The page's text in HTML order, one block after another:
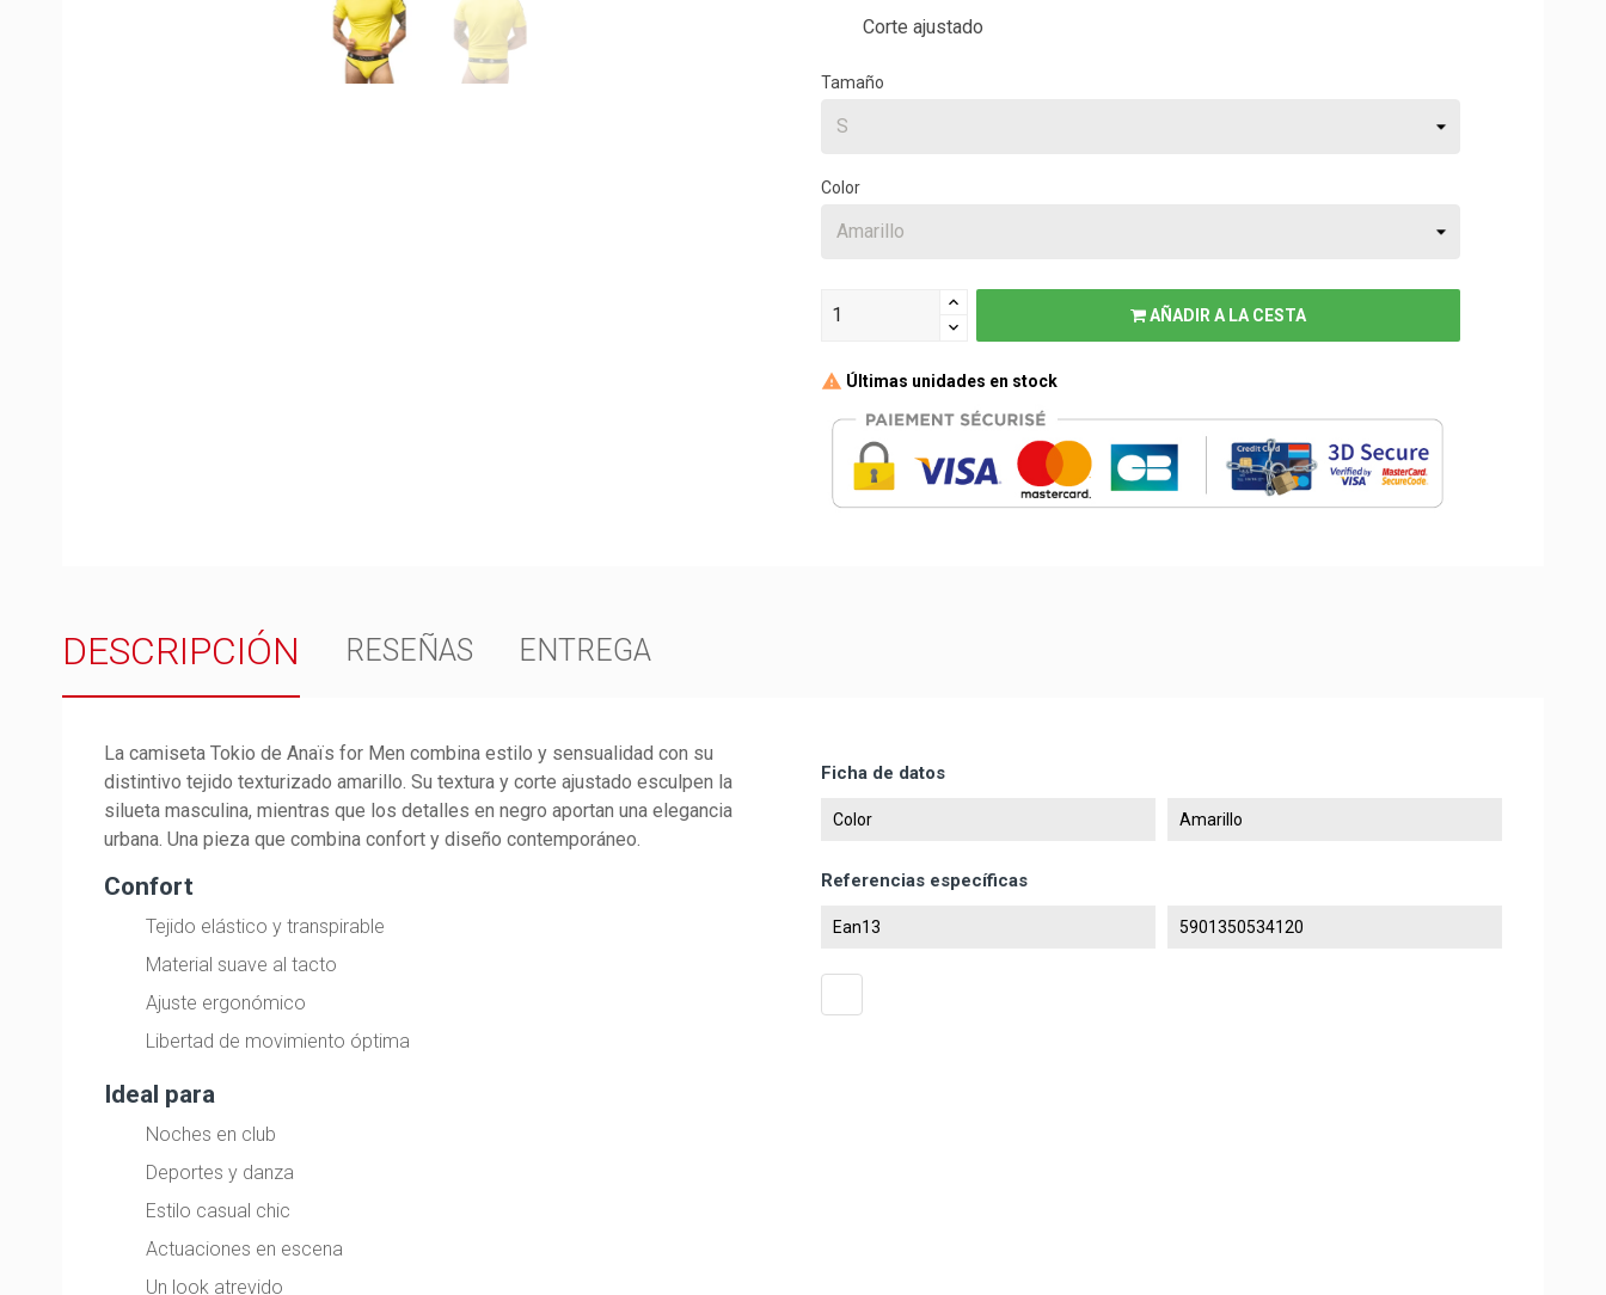
Corte ajustado
Tamaño
Color
AÑADIR A LA CESTA
Últimas unidades en stock
DESCRIPCIÓN RESEÑAS ENTREGA
La camiseta Tokio de Anaïs for Men combina estilo y sensualidad con su
distintivo tejido texturizado amarillo. Su textura y corte ajustado esculpen la
silueta masculina, mientras que los detalles en negro aportan una elegancia
urbana. Una pieza que combina confort y diseño contemporáneo.
Confort
Tejido elástico y transpirable
Material suave al tacto
Ajuste ergonómico
Libertad de movimiento óptima
Ideal para
Noches en club
Deportes y danza
Estilo casual chic
Actuaciones en escena
Un look atrevido
Ficha de datos
Color Amarillo
Referencias específicas
Ean13 5901350534120